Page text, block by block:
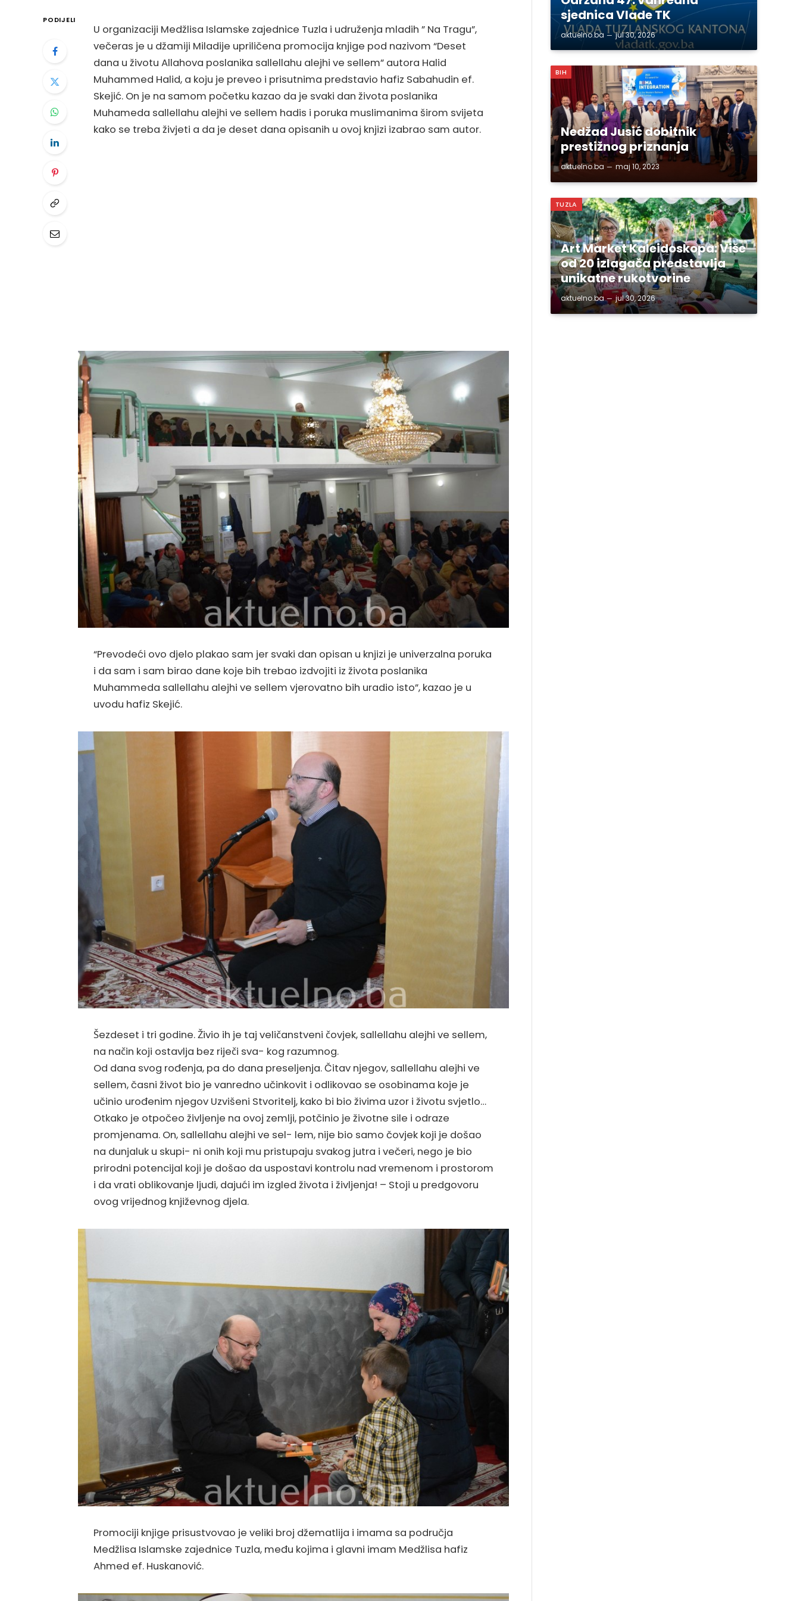
PODIJELI
U organizaciji Medžlisa Islamske zajednice Tuzla i udruženja mladih ” Na Tragu”,
večeras je u džamiji Miladije upriličena promocija knjige pod nazivom “Deset
dana u životu Allahova poslanika sallellahu alejhi ve sellem” autora Halid
Muhammed Halid, a koju je preveo i prisutnima predstavio hafiz Sabahudin ef.
Skejić. On je na samom početku kazao da je svaki dan života poslanika
Muhameda sallellahu alejhi ve sellem hadis i poruka muslimanima širom svijeta
kako se treba živjeti a da je deset dana opisanih u ovoj knjizi izabrao sam autor.
“Prevodeći ovo djelo plakao sam jer svaki dan opisan u knjizi je univerzalna poruka
i da sam i sam birao dane koje bih trebao izdvojiti iz života poslanika
Muhammeda sallellahu alejhi ve sellem vjerovatno bih uradio isto”, kazao je u
uvodu hafiz Skejić.
Šezdeset i tri godine. Živio ih je taj veličanstveni čovjek, sallellahu alejhi ve sellem,
na način koji ostavlja bez riječi sva- kog razumnog.
Od dana svog rođenja, pa do dana preseljenja. Čitav njegov, sallellahu alejhi ve
sellem, časni život bio je vanredno učinkovit i odlikovao se osobinama koje je
učinio urođenim njegov Uzvišeni Stvoritelj, kako bi bio živima uzor i životu svjetlo…
Otkako je otpočeo življenje na ovoj zemlji, potčinio je životne sile i odraze
promjenama. On, sallellahu alejhi ve sel- lem, nije bio samo čovjek koji je došao
na dunjaluk u skupi- ni onih koji mu pristupaju svakog jutra i večeri, nego je bio
prirodni potencijal koji je došao da uspostavi kontrolu nad vremenom i prostorom
i da vrati oblikovanje ljudi, dajući im izgled života i življenja! – Stoji u predgovoru
ovog vrijednog književnog djela.
Promociji knjige prisustvovao je veliki broj džematlija i imama sa područja
Medžlisa Islamske zajednice Tuzla, među kojima i glavni imam Medžlisa hafiz
Ahmed ef. Huskanović.
sjednica Vlade TK
aktuelno.ba jul 30, 2026
BIH
Nedžad Jusić dobitnik
prestižnog priznanja
aktuelno.ba maj 10, 2023
TUZLA
Art Market Kaleidoskopa: Više
od 20 izlagača predstavlja
unikatne rukotvorine
aktuelno.ba jul 30, 2026